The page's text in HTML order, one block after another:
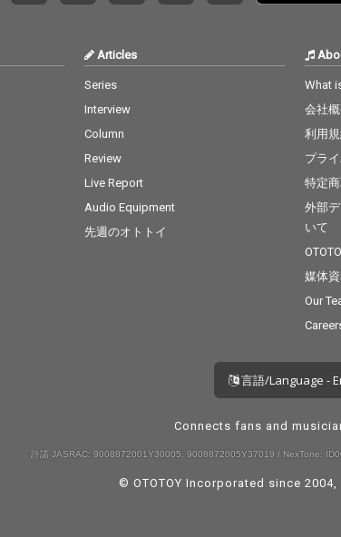
Articles
Series
Interview
Column
Review
Live Report
Audio Equipment
先週のオトトイ
What
会社
利用
プラ
特定
外部
いて
媒体
Our
言語/Language -
Connects fans and
許諾 JASRAC: 9008872001Y30005, 9008872005Y37019 / NexTone:
© OTOTOY Incorporated since 2004,